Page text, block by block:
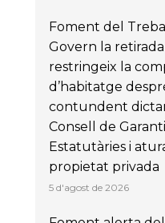
Foment del
Govern la
restringeix la
d’habitatge
contundent
Consell de
Estatutàries i
propietat privada
5 d'agost de 2026